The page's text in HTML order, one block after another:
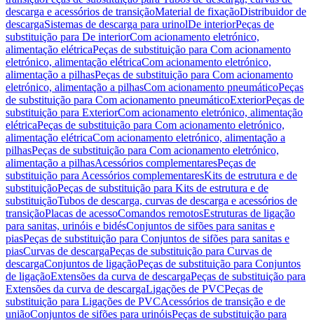
descarga e acessórios de transiçãoMaterial de fixaçãoDistribuidor de
descargaSistemas de descarga para urinolDe interiorPeças de
substituição para De interiorCom acionamento eletrónico,
alimentação elétricaPeças de substituição para Com acionamento
eletrónico, alimentação elétricaCom acionamento eletrónico,
alimentação a pilhasPeças de substituição para Com acionamento
eletrónico, alimentação a pilhasCom acionamento pneumáticoPeças
de substituição para Com acionamento pneumáticoExteriorPeças de
substituição para ExteriorCom acionamento eletrónico, alimentação
elétricaPeças de substituição para Com acionamento eletrónico,
alimentação elétricaCom acionamento eletrónico, alimentação a
pilhasPeças de substituição para Com acionamento eletrónico,
alimentação a pilhasAcessórios complementaresPeças de
substituição para Acessórios complementaresKits de estrutura e de
substituiçãoPeças de substituição para Kits de estrutura e de
substituiçãoTubos de descarga, curvas de descarga e acessórios de
transiçãoPlacas de acessoComandos remotosEstruturas de ligação
para sanitas, urinóis e bidésConjuntos de sifões para sanitas e
piasPeças de substituição para Conjuntos de sifões para sanitas e
piasCurvas de descargaPeças de substituição para Curvas de
descargaConjuntos de ligaçãoPeças de substituição para Conjuntos
de ligaçãoExtensões da curva de descargaPeças de substituição para
Extensões da curva de descargaLigações de PVCPeças de
substituição para Ligações de PVCAcessórios de transição e de
uniãoConjuntos de sifões para urinóisPeças de substituição para